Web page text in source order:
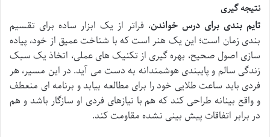
نتیجه گیری
تایم بندی برای درس خواندن، فراتر از یک ابزار ساده برای تقسیم
بندی زمان است؛ این یک هنر است که با شناخت عمیق از خود، پیاده
سازی اصول صحیح، بهره گیری از تکنیک های عملی، اتخاذ یک سبک
زندگی سالم و پایبندی هوشمندانه به دست می آید. در این مسیر، هر
فردی باید ساعت طلایی خود را برای مطالعه بیابد و برنامه ای منعطف
و واقع بینانه طراحی کند که هم با نیازهای فردی او سازگار باشد و هم
در برابر اتفاقات پیش بینی نشده مقاومت کند.